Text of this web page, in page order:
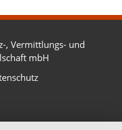
, Vermittlungs- und
mbH